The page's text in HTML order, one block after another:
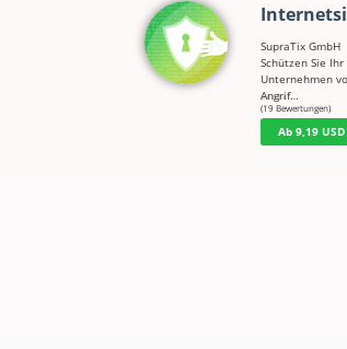
SupraTix GmbH
Schützen Sie Ihr
Unternehmen
Angrif…
☆☆☆☆☆
(19 Bewertungen)
Ab 9,19 USD